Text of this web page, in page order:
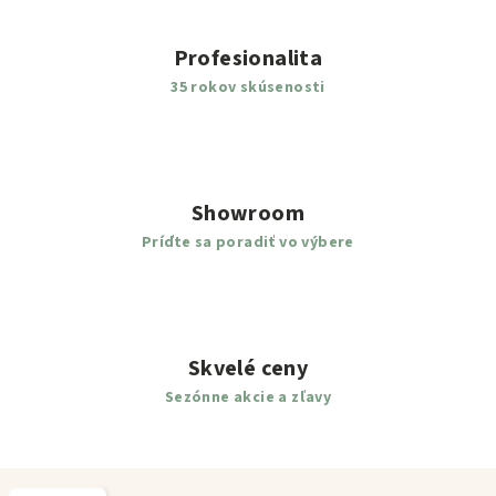
Profesionalita
35 rokov skúsenosti
Showroom
Príďte sa poradiť vo výbere
Skvelé ceny
Sezónne akcie a zľavy